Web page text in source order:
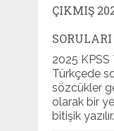
ÇIKMIŞ
2025 KPSS
Türkçede
sözcükler
olarak bir
bitişik